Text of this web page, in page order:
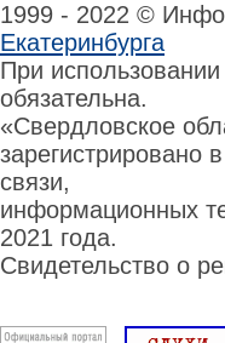
1999 - 2022 ©
Екатеринбурга
При
обязательна.
«Свердловское
зарегистрировано
связи,
информационных
2021 года.
Свидетельство о